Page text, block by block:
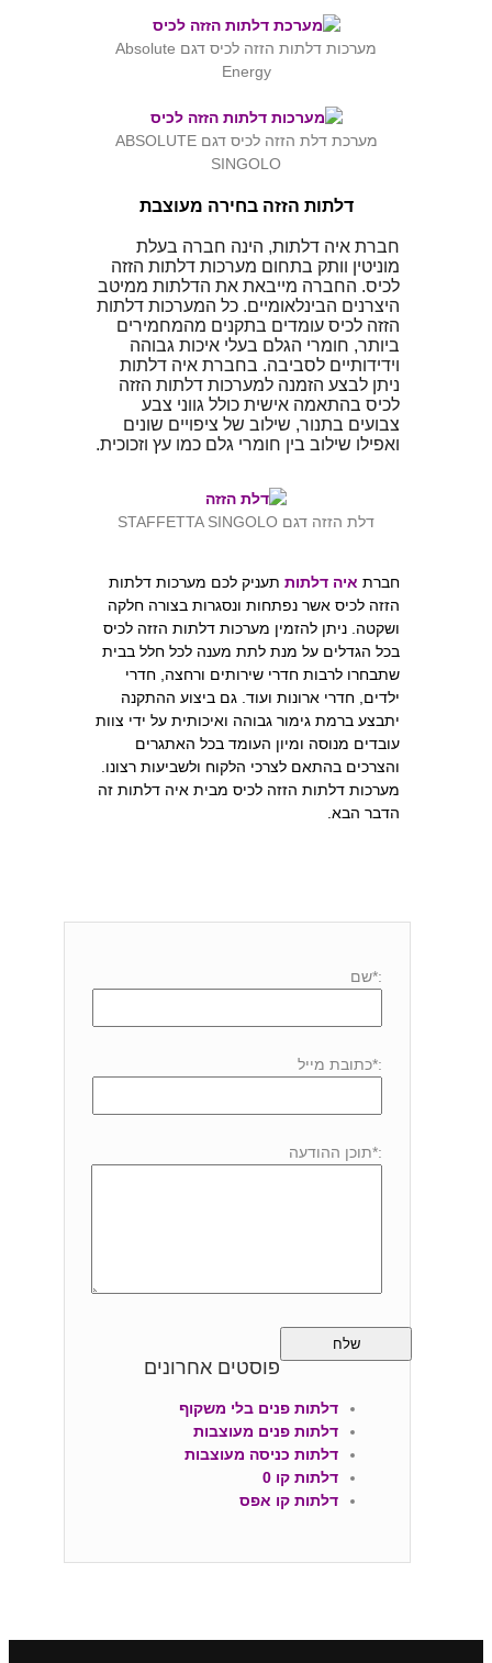
מערכות דלתות הזזה לכיס דגם Absolute
Energy
מערכת דלת הזזה לכיס דגם ABSOLUTE
SINGOLO
דלתות הזזה בחירה מעוצבת
חברת איה דלתות, הינה חברה בעלת
מוניטין וותק בתחום מערכות דלתות הזזה
לכיס. החברה מייבאת את הדלתות ממיטב
היצרנים הבינלאומיים. כל המערכות דלתות
הזזה לכיס עומדים בתקנים מהמחמירים
ביותר, חומרי הגלם בעלי איכות גבוהה
וידידותיים לסביבה. בחברת איה דלתות
ניתן לבצע הזמנה למערכות דלתות הזזה
לכיס בהתאמה אישית כולל גווני צבע
צבועים בתנור, שילוב של ציפויים שונים
ואפילו שילוב בין חומרי גלם כמו עץ וזכוכית.
דלת הזזה דגם STAFFETTA SINGOLO
חברת איה דלתות תעניק לכם מערכות דלתות
הזזה לכיס אשר נפתחות ונסגרות בצורה חלקה
ושקטה. ניתן להזמין מערכות דלתות הזזה לכיס
בכל הגדלים על מנת לתת מענה לכל חלל בבית
שתבחרו לרבות חדרי שירותים ורחצה, חדרי
ילדים, חדרי ארונות ועוד. גם ביצוע ההתקנה
יתבצע ברמת גימור גבוהה ואיכותית על ידי צוות
עובדים מנוסה ומיון העומד בכל האתגרים
והצרכים בהתאם לצרכי הלקוח ולשביעות רצונו.
מערכות דלתות הזזה לכיס מבית איה דלתות זה
הדבר הבא.
:*שם
:*כתובת מייל
:*תוכן ההודעה
פוסטים אחרונים
דלתות פנים בלי משקוף
דלתות פנים מעוצבות
דלתות כניסה מעוצבות
דלתות קו 0
דלתות קו אפס